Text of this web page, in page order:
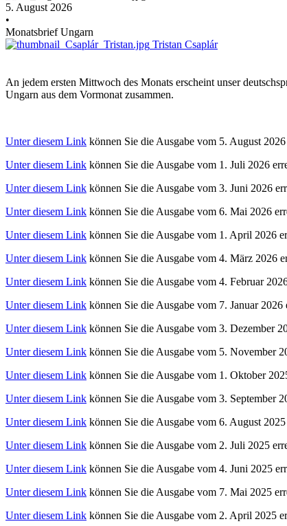
5. August 2026
•
Monatsbrief Ungarn
Tristan Csaplár
An jedem ersten Mittwoch des Monats erscheint unser
Ungarn aus dem Vormonat zusammen.
Unter diesem Link können Sie die Ausgabe vom 5. August
Unter diesem Link können Sie die Ausgabe vom 1. Juli 2026
Unter diesem Link können Sie die Ausgabe vom 3. Juni 2026
Unter diesem Link können Sie die Ausgabe vom 6. Mai 2026
Unter diesem Link können Sie die Ausgabe vom 1. April 2026
Unter diesem Link können Sie die Ausgabe vom 4. März 2026
Unter diesem Link können Sie die Ausgabe vom 4. Februar
Unter diesem Link können Sie die Ausgabe vom 7. Januar 2026
Unter diesem Link können Sie die Ausgabe vom 3. Dezember
Unter diesem Link können Sie die Ausgabe vom 5. November
Unter diesem Link können Sie die Ausgabe vom 1. Oktober
Unter diesem Link können Sie die Ausgabe vom 3. September
Unter diesem Link können Sie die Ausgabe vom 6. August
Unter diesem Link können Sie die Ausgabe vom 2. Juli 2025
Unter diesem Link können Sie die Ausgabe vom 4. Juni 2025
Unter diesem Link können Sie die Ausgabe vom 7. Mai 2025
Unter diesem Link können Sie die Ausgabe vom 2. April 2025